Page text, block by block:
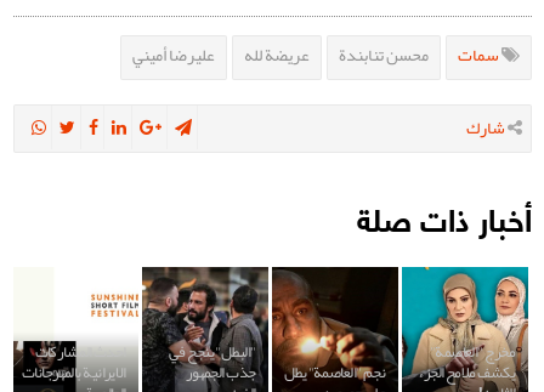
سمات محسن تنابندة عريضة لله عليرضا أميني
شارك
أخبار ذات صلة
مخرج "العاصمة"
يكشف ملامح الجزء نجم "العاصمة" يطل
"البطل" ينجح في
جذب الجمهور
احدث المشاركات
الايرانية بالمهرجانات